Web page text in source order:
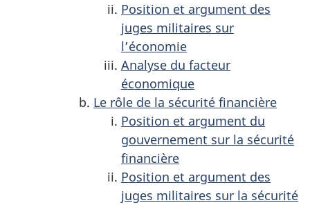
Position et argument des
juges militaires sur
l’économie
Analyse du facteur
économique
Le rôle de la sécurité financière
Position et argument du
gouvernement sur la sécurité
financière
Position et argument des
juges militaires sur la sécurité